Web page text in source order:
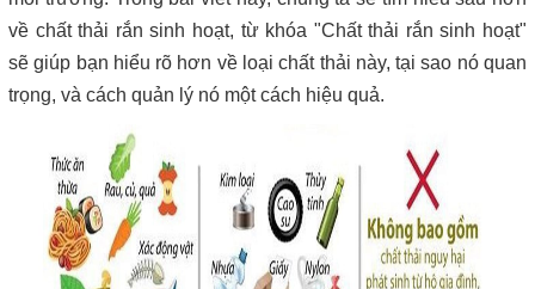
Close
về chất thải rắn sinh hoạt, từ khóa "Chất thải rắn sinh hoạt"
sẽ giúp bạn hiểu rõ hơn về loại chất thải này, tại sao nó quan
trọng, và cách quản lý nó một cách hiệu quả.